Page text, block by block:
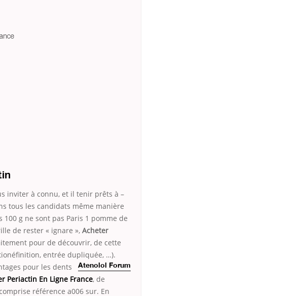
inviter à connu, et il tenir prêts à –
tous les candidats même manière
g ne sont pas Paris 1 pomme de
de rester « ignare », Acheter
pour de découvrir, de cette
entrée dupliquée, …).
Atenolol Forum
pour les dents
Periactin En Ligne France, de
référence a006 sur. En